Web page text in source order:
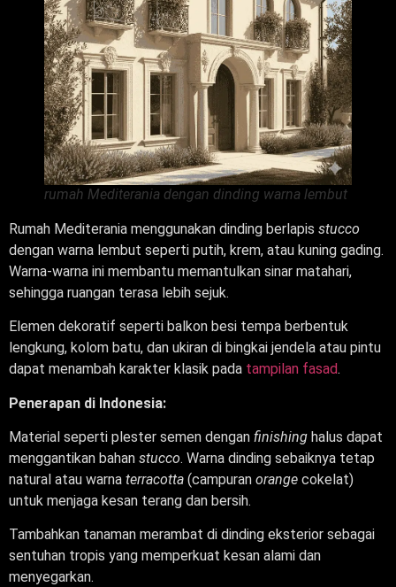
rumah Mediterania dengan dinding warna lembut
Rumah Mediterania menggunakan dinding berlapis stucco
dengan warna lembut seperti putih, krem, atau kuning gading.
Warna-warna ini membantu memantulkan sinar matahari,
sehingga ruangan terasa lebih sejuk.
Elemen dekoratif seperti balkon besi tempa berbentuk
lengkung, kolom batu, dan ukiran di bingkai jendela atau pintu
dapat menambah karakter klasik pada tampilan fasad.
Penerapan di Indonesia:
Material seperti plester semen dengan finishing halus dapat
menggantikan bahan stucco. Warna dinding sebaiknya tetap
natural atau warna terracotta (campuran orange cokelat)
untuk menjaga kesan terang dan bersih.
Tambahkan tanaman merambat di dinding eksterior sebagai
sentuhan tropis yang memperkuat kesan alami dan
menyegarkan.